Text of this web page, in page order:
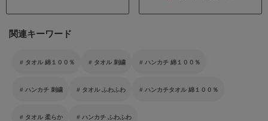
関連キーワード
タオル 綿１００％ タオル 刺繍 ハンカチ 綿１００％
ハンカチ 刺繍 タオル ふわふわ ハンカチタオル 綿１００％
タオル 柔らか ハンカチ ふわふわ